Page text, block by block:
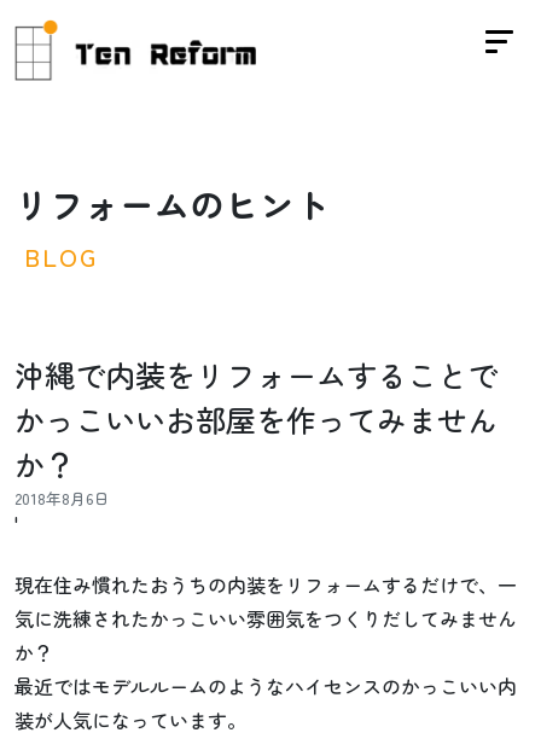
リ フ ォームのヒ ン ト
BLOG
沖縄で内装をリフォームすることで
かっこいいお部屋を作ってみません
か？
2018年8月6日
'
現在住み慣れたおうちの内装をリフォームするだけで、一
気に洗練されたかっこいい雰囲気をつくりだしてみません
か？
最近ではモデルルームのようなハイセンスのかっこいい内
装が人気になっています。